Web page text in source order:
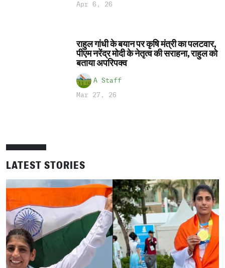
Apr 6, 26
राहुल गांधी के बयान पर कृषि मंत्री का पलटवार,
पीएम नरेंद्र मोदी के नेतृत्व की सराहना, राहुल को
बताया अपरिपक्व
A Staff
Mar 27, 26
LATEST STORIES